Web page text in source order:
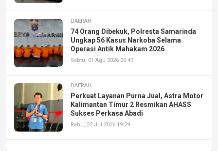
DAERAH
74 Orang Dibekuk, Polresta Samarinda
Ungkap 56 Kasus Narkoba Selama
Operasi Antik Mahakam 2026
Sabtu, 01 Agu 2026 06:43
DAERAH
Perkuat Layanan Purna Jual, Astra Motor
Kalimantan Timur 2 Resmikan AHASS
Sukses Perkasa Abadi
Rabu, 22 Jul 2026 19:29